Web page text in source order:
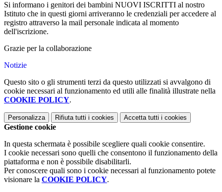
Si informano i genitori dei bambini NUOVI ISCRITTI al nostro
Istituto che in questi giorni arriveranno le credenziali per accedere al
registro attraverso la mail personale indicata al momento
dell'iscrizione.
Grazie per la collaborazione
Notizie
Questo sito o gli strumenti terzi da questo utilizzati si avvalgono di
cookie necessari al funzionamento ed utili alle finalità illustrate nella
COOKIE POLICY.
Personalizza Rifiuta tutti i cookies Accetta tutti i cookies
Gestione cookie
In questa schermata è possibile scegliere quali cookie consentire.
I cookie necessari sono quelli che consentono il funzionamento della
piattaforma e non è possibile disabilitarli.
Per conoscere quali sono i cookie necessari al funzionamento potete
visionare la COOKIE POLICY.